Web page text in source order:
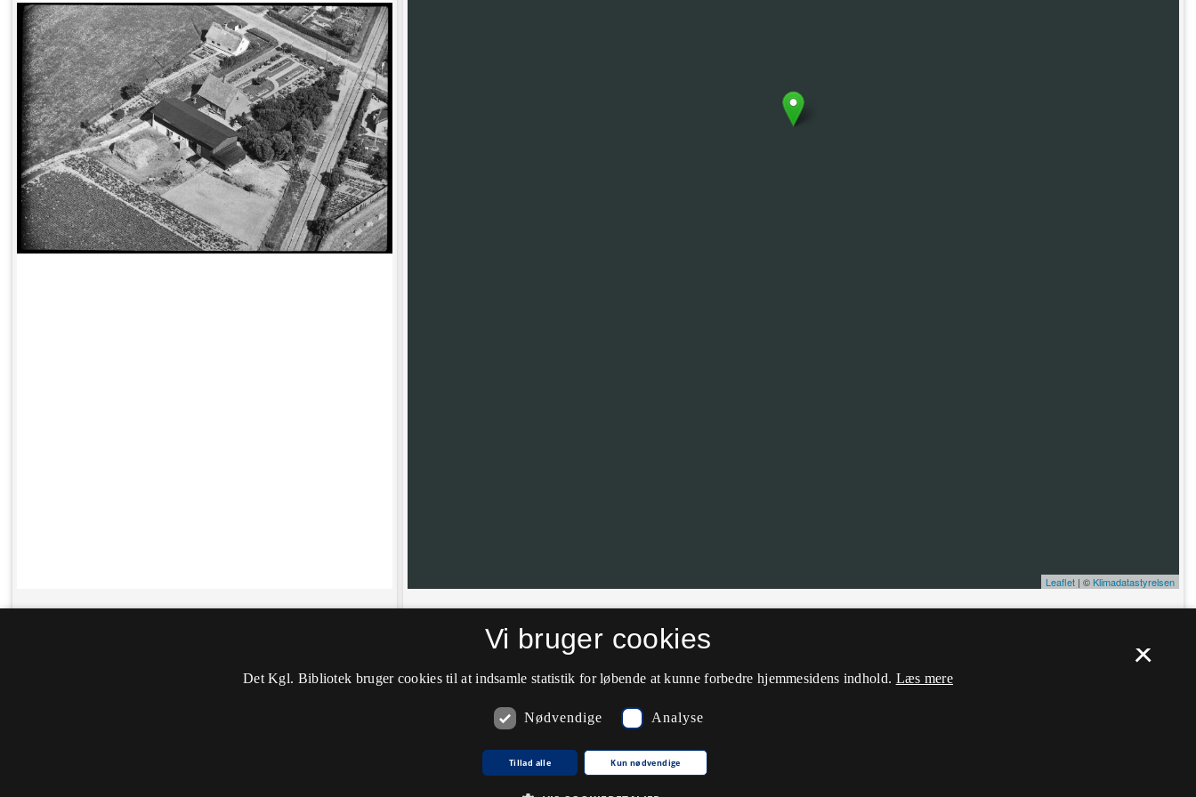
Leaflet| ©Klimadatastyrelsen
Hvis nålen ikke er helt korrekt placeret vil vi meget gerne have din hjælp. Du skal
for at kunne skrive kommentarer.
×
Vi bruger cookies
Det Kgl. Bibliotek bruger cookies til at indsamle statistik for løbende at kunne forbedre hjemmesidens indhold. Læs mere
Nødvendige Analyse
Tillad alle Kun nødvendige